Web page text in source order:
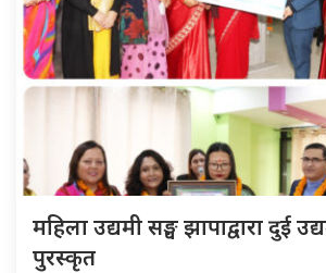
महिला उद्यमी सङ्घ झापाद्वारा दुई
पुरस्कृत